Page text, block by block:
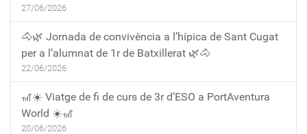
27/06/2026
🐴🌿 Jornada de convivència a l’hípica de Sant Cugat
per a l’alumnat de 1r de Batxillerat 🌿🐴
22/06/2026
🎢☀️ Viatge de fi de curs de 3r d’ESO a PortAventura
World ☀️🎢
20/06/2026